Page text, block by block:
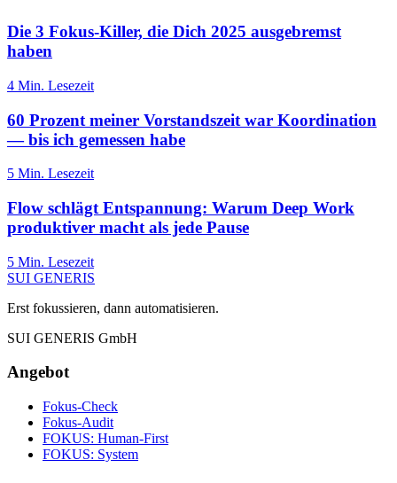
Die 3 Fokus-Killer, die Dich 2025 ausgebremst
haben
4 Min. Lesezeit
60 Prozent meiner Vorstandszeit war Koordination
— bis ich gemessen habe
5 Min. Lesezeit
Flow schlägt Entspannung: Warum Deep Work
produktiver macht als jede Pause
5 Min. Lesezeit
SUI GENERIS
Erst fokussieren, dann automatisieren.
SUI GENERIS GmbH
Angebot
Fokus-Check
Fokus-Audit
FOKUS: Human-First
FOKUS: System